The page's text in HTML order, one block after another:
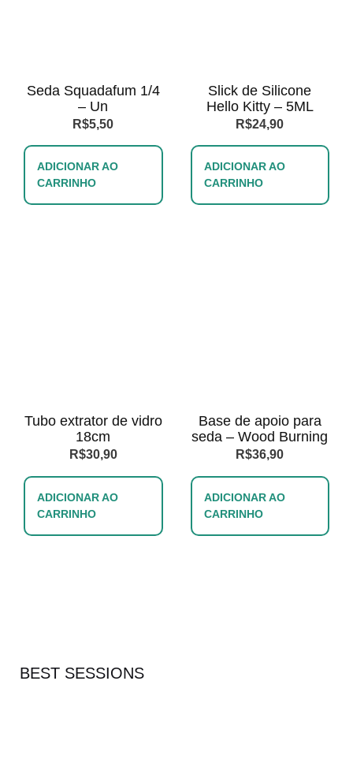
Seda Squadafum 1/4
– Un
R$5,50
ADICIONAR AO
CARRINHO
Slick de Silicone
Hello Kitty – 5ML
R$24,90
ADICIONAR AO
CARRINHO
Tubo extrator de vidro
18cm
R$30,90
ADICIONAR AO
CARRINHO
Base de apoio para
seda – Wood Burning
R$36,90
ADICIONAR AO
CARRINHO
BEST SESSIONS